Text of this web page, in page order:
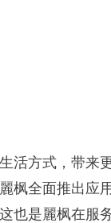
活方式，带来
枫全面推出应
也是麗枫在服